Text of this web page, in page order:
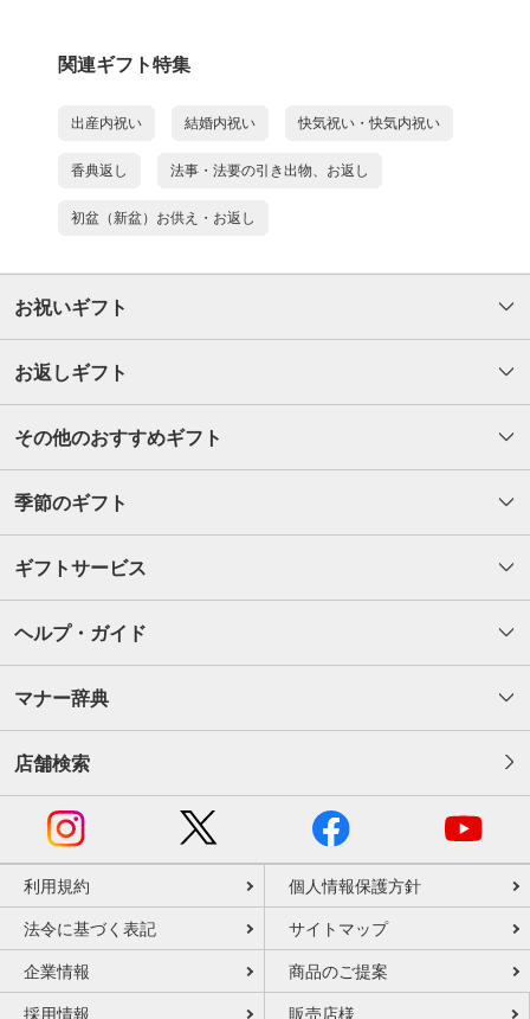
関連ギフト特集
出産内祝い 結婚内祝い 快気祝い・快気内祝い
香典返し 法事・法要の引き出物、お返し
初盆（新盆）お供え・お返し
お祝いギフト
お返しギフト
その他のおすすめギフト
季節のギフト
ギフトサービス
ヘルプ・ガイド
マナー辞典
店舗検索
利用規約 個人情報保護方針
法令に基づく表記 サイトマップ
企業情報 商品のご提案
採用情報 販売店様